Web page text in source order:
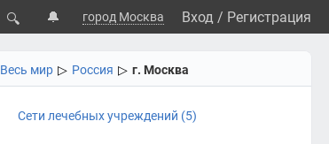
🔍 🔔 город Москва Вход / Регистрация
Весь мир ▷ Россия ▷ г. Москва
Сети лечебных учреждений (5)